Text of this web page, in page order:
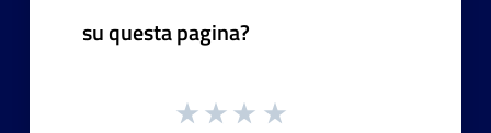
su questa pagina?